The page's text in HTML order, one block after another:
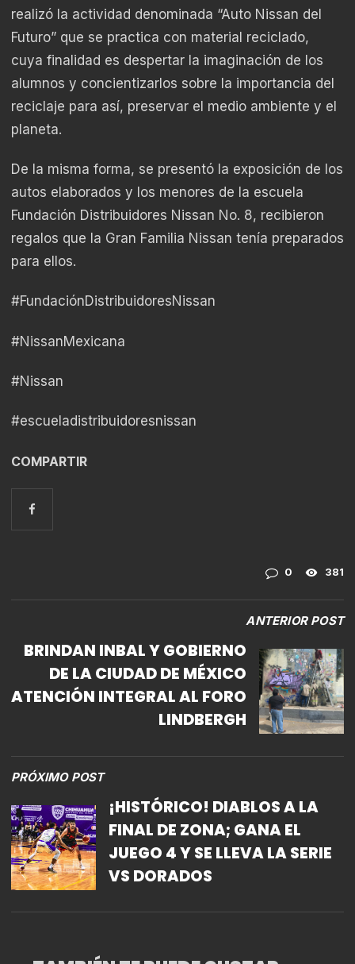
realizó la actividad denominada “Auto Nissan del
Futuro” que se practica con material reciclado,
cuya finalidad es despertar la imaginación de los
alumnos y concientizarlos sobre la importancia del
reciclaje para así, preservar el medio ambiente y el
planeta.
De la misma forma, se presentó la exposición de los
autos elaborados y los menores de la escuela
Fundación Distribuidores Nissan No. 8, recibieron
regalos que la Gran Familia Nissan tenía preparados
para ellos.
#FundaciónDistribuidoresNissan
#NissanMexicana
#Nissan
#escueladistribuidoresnissan
COMPARTIR
0 381
ANTERIOR POST
BRINDAN INBAL Y GOBIERNO
DE LA CIUDAD DE MÉXICO
ATENCIÓN INTEGRAL AL FORO
LINDBERGH
PRÓXIMO POST
¡HISTÓRICO! DIABLOS A LA
FINAL DE ZONA; GANA EL
JUEGO 4 Y SE LLEVA LA SERIE
VS DORADOS